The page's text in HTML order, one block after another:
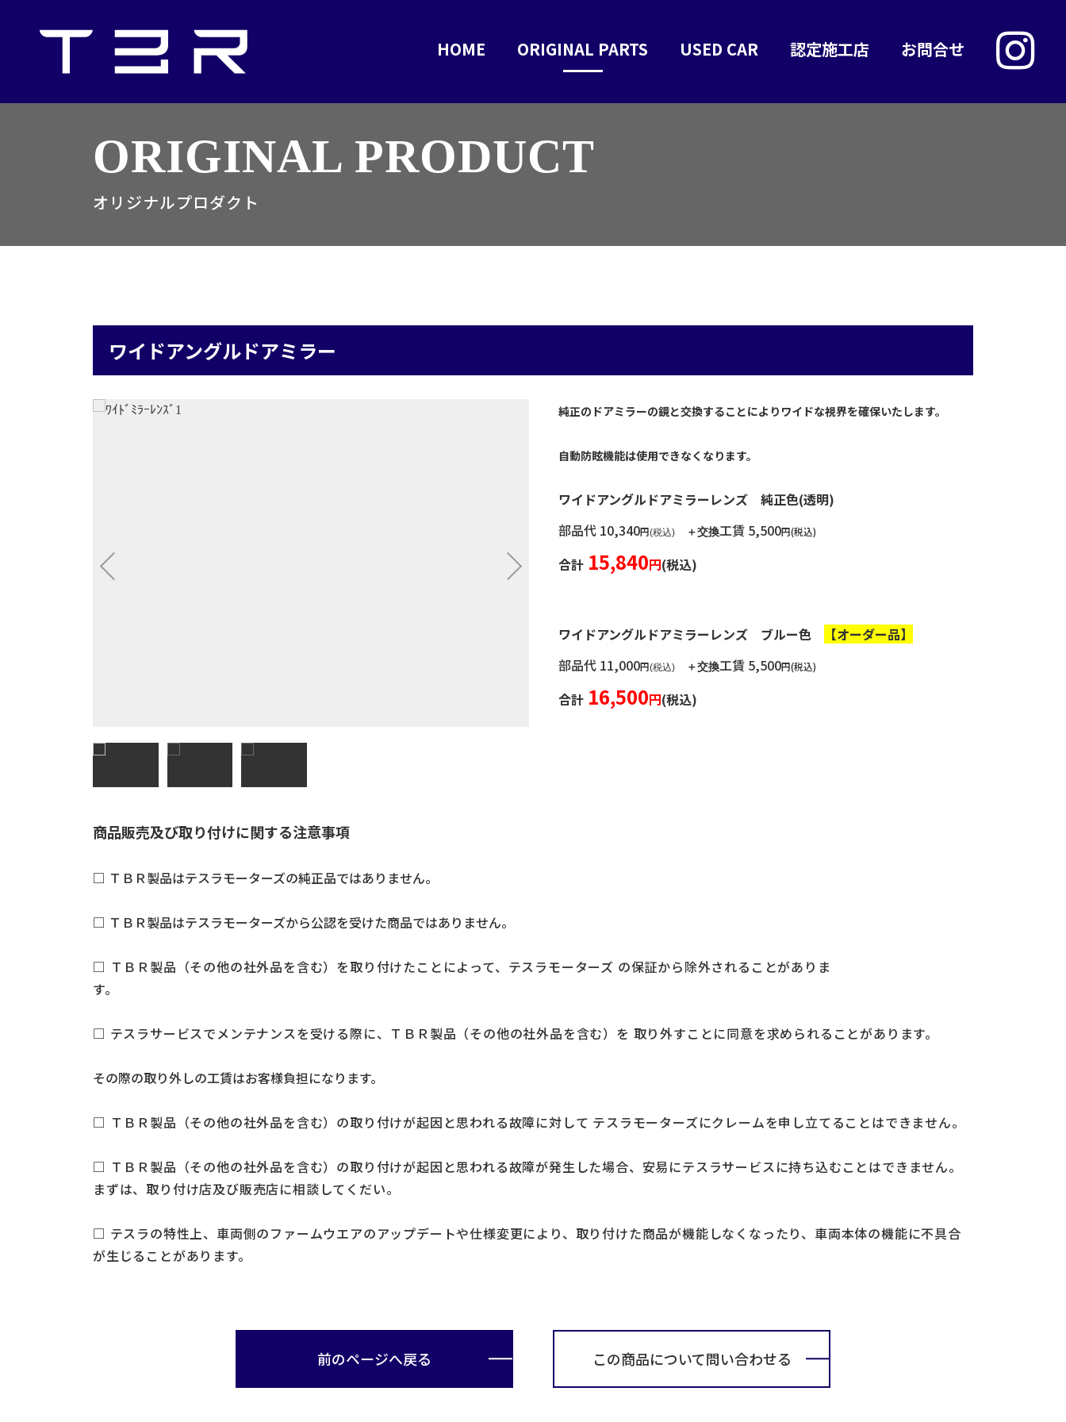
HOME ORIGINAL PARTS USED CAR 認定施工店 お問合せ
ORIGINAL PRODUCT
オリジナルプロダクト
ワイドアングルドアミラー
純正のドアミラーの鏡と交換することによりワイドな視界を確保いたします。
自動防眩機能は使用できなくなります。
ワイドアングルドアミラーレンズ 純正色(透明)
部品代 10,340円(税込)＋交換工賃 5,500円(税込)
合計 15,840円(税込)
ワイドアングルドアミラーレンズ ブルー色
【オーダー品】
部品代 11,000円(税込)＋交換工賃 5,500円(税込)
合計 16,500円(税込)
商品販売及び取り付けに関する注意事項
□ ＴＢＲ製品はテスラモーターズの純正品ではありません。
□ ＴＢＲ製品はテスラモーターズから公認を受けた商品ではありません。
□ ＴＢＲ製品（その他の社外品を含む）を取り付けたことによって、テスラモーターズ の保証から除外されることがありま
す。
□ テスラサービスでメンテナンスを受ける際に、ＴＢＲ製品（その他の社外品を含む）を 取り外すことに同意を求められることがあります。
その際の取り外しの工賃はお客様負担になります。
□ ＴＢＲ製品（その他の社外品を含む）の取り付けが起因と思われる故障に対して テスラモーターズにクレームを申し立てることはできません。
□ ＴＢＲ製品（その他の社外品を含む）の取り付けが起因と思われる故障が発生した場合、安易にテスラサービスに持ち込むことはできません。
まずは、取り付け店及び販売店に相談してくだい。
□ テスラの特性上、車両側のファームウエアのアップデートや仕様変更により、取り付けた商品が機能しなくなったり、車両本体の機能に不具合
が生じることがあります。
前のページへ戻る この商品について問い合わせる